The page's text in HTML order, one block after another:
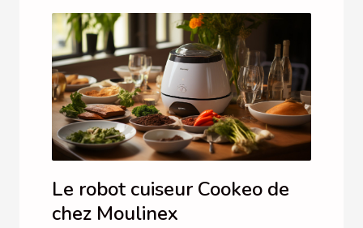
Le robot cuiseur Cookeo de
chez Moulinex